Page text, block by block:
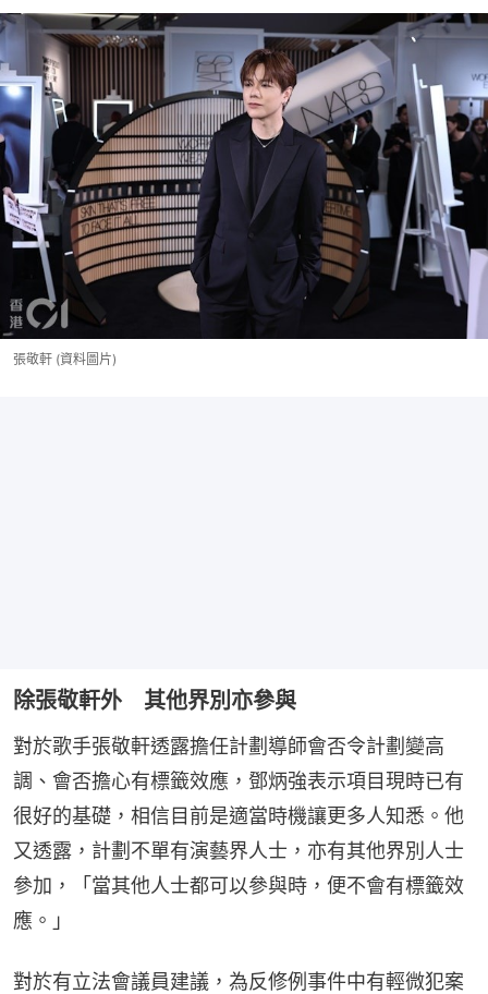
張敬軒 (資料圖片)
除張敬軒外 其他界別亦參與
對於歌手張敬軒透露擔任計劃導師會否令計劃變高
調、會否擔心有標籤效應，鄧炳強表示項目現時已有
很好的基礎，相信目前是適當時機讓更多人知悉。他
又透露，計劃不單有演藝界人士，亦有其他界別人士
參加，「當其他人士都可以參與時，便不會有標籤效
應。」
對於有立法會議員建議，為反修例事件中有輕微犯案